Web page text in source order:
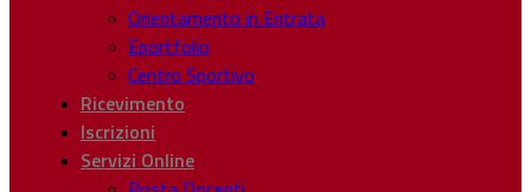
Orientamento in Entrata
Eportfolio
Centro Sportivo
Ricevimento
Iscrizioni
Servizi Online